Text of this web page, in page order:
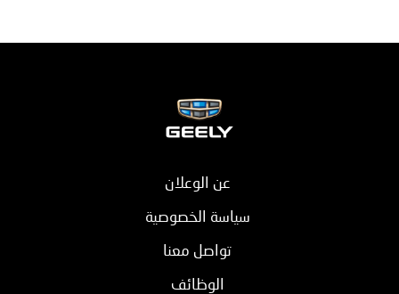
عن الوعلان
سياسة الخصوصية
تواصل معنا
الوظائف